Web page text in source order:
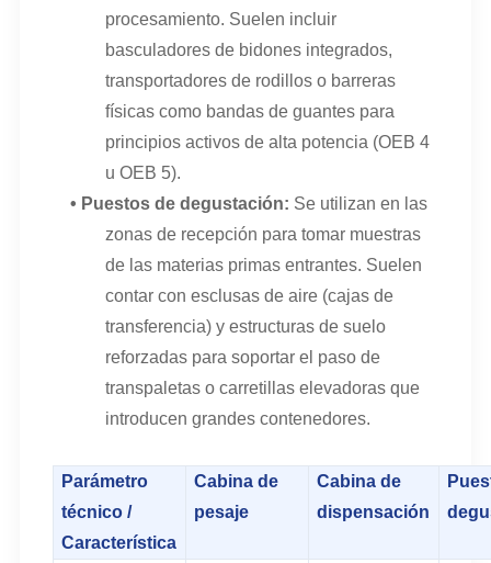
procesamiento. Suelen incluir
basculadores de bidones integrados,
transportadores de rodillos o barreras
físicas como bandas de guantes para
principios activos de alta potencia (OEB 4
u OEB 5).
• Puestos de degustación: Se utilizan en las
zonas de recepción para tomar muestras
de las materias primas entrantes. Suelen
contar con esclusas de aire (cajas de
transferencia) y estructuras de suelo
reforzadas para soportar el paso de
transpaletas o carretillas elevadoras que
introducen grandes contenedores.
Parámetro
técnico /
Característica
Cabina de
pesaje
Cabina de
dispensación